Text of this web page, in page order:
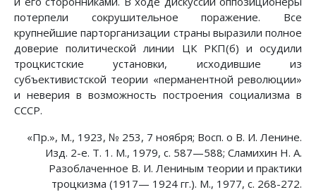
потерпели сокрушительное поражение. Все
крупнейшие парторганизации страны выразили полное
доверие политической линии ЦК РКП(б) и осудили
троцкистские установки, исходившие из
субъективистской теории «перманентной революции»
и неверия в возможность построения социализма в
СССР.
«Пр.», М., 1923, № 253, 7 ноября; Восп. о В. И. Ленине.
Изд. 2-е. Т. 1. М., 1979, с. 587—588; Сламихин Н. А.
Разоблаченное В. И. Лениным теории и практики
троцкизма (1917— 1924 гг.). М., 1977, с. 268-272.